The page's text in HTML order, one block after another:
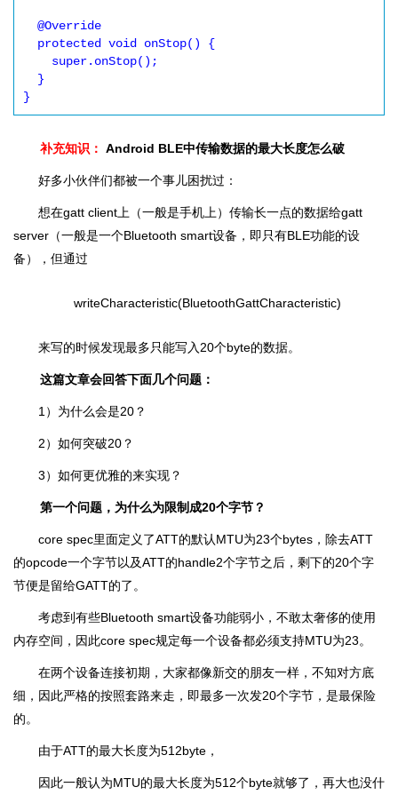
补充知识： Android BLE中传输数据的最大长度怎么破
好多小伙伴们都被一个事儿困扰过：
想在gatt client上（一般是手机上）传输长一点的数据给gatt
server（一般是一个Bluetooth smart设备，即只有BLE功能的设
备），但通过
writeCharacteristic(BluetoothGattCharacteristic)
来写的时候发现最多只能写入20个byte的数据。
这篇文章会回答下面几个问题：
1）为什么会是20？
2）如何突破20？
3）如何更优雅的来实现？
第一个问题，为什么为限制成20个字节？
core spec里面定义了ATT的默认MTU为23个bytes，除去ATT
的opcode一个字节以及ATT的handle2个字节之后，剩下的20个字
节便是留给GATT的了。
考虑到有些Bluetooth smart设备功能弱小，不敢太奢侈的使用
内存空间，因此core spec规定每一个设备都必须支持MTU为23。
在两个设备连接初期，大家都像新交的朋友一样，不知对方底
细，因此严格的按照套路来走，即最多一次发20个字节，是最保险
的。
由于ATT的最大长度为512byte，
因此一般认为MTU的最大长度为512个byte就够了，再大也没什